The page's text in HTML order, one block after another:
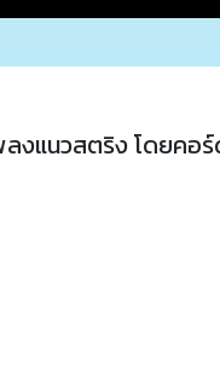
ลงแนวสตริง โดยคอ